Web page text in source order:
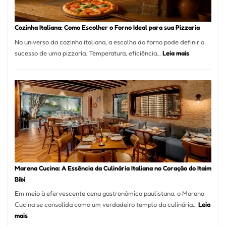
Este
Portal
Resolver
Isso
Cozinha Italiana: Como Escolher o Forno Ideal para sua Pizzaria
No universo da cozinha italiana, a escolha do forno pode definir o
sucesso de uma pizzaria. Temperatura, eficiência… Leia mais:
Como
Escolher
o
Forno
Ideal
para
sua
Pizzaria
Marena Cucina: A Essência da Culinária Italiana no Coração do Itaim
Bibi
Em meio à efervescente cena gastronômica paulistana, o Marena
Cucina se consolida como um verdadeiro templo da culinária…Leia
mais: